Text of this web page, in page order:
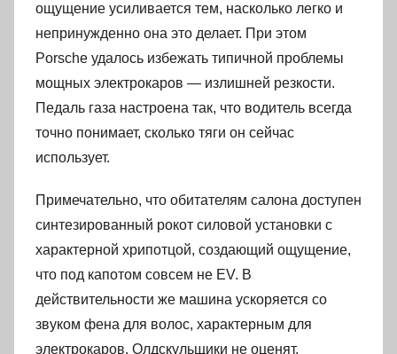
ощущение усиливается тем, насколько легко и
непринужденно она это делает. При этом
Porsche удалось избежать типичной проблемы
мощных электрокаров — излишней резкости.
Педаль газа настроена так, что водитель всегда
точно понимает, сколько тяги он сейчас
использует.
Примечательно, что обитателям салона доступен
синтезированный рокот силовой установки с
характерной хрипотцой, создающий ощущение,
что под капотом совсем не EV. В
действительности же машина ускоряется со
звуком фена для волос, характерным для
электрокаров. Олдскульщики не оценят.